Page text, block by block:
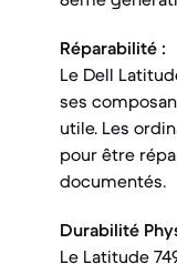
Réparabilité :
Le Dell
ses
utile. Les
pour être
documentés.
Durabilité
Le Latitude